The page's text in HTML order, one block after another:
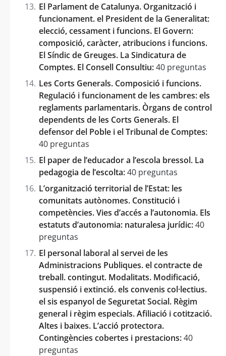
El Parlament de Catalunya. Organització i
funcionament. el President de la Generalitat:
elecció, cessament i funcions. El Govern:
composició, caràcter, atribucions i funcions.
El Síndic de Greuges. La Sindicatura de
Comptes. El Consell Consultiu:40 preguntas
Les Corts Generals. Composició i funcions.
Regulació i funcionament de les cambres: els
reglaments parlamentaris. Òrgans de control
dependents de les Corts Generals. El
defensor del Poble i el Tribunal de Comptes:
40 preguntas
El paper de l’educador a l’escola bressol. La
pedagogia de l’escolta:40 preguntas
L’organització territorial de l’Estat: les
comunitats autònomes. Constitució i
competències. Vies d’accés a l’autonomia. Els
estatuts d’autonomia: naturalesa jurídic:40
preguntas
El personal laboral al servei de les
Administracions Publiques. el contracte de
treball. contingut. Modalitats. Modificació,
suspensió i extinció. els convenis col·lectius.
el sis espanyol de Seguretat Social. Règim
general i règim especials. Afiliació i cotització.
Altes i baixes. L’acció protectora.
Contingències cobertes i prestacions:40
preguntas